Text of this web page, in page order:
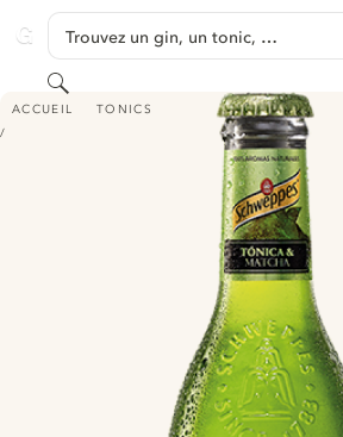
GINVENTORY
Trouvez un gin, un tonic, …
Rechercher
ACCUEIL TONICS
SCHWEPPES PREMIUM MIXER MATCHA TONIC